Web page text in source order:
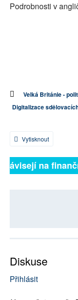
Podrobnosti v
Velká Británie -
Digitalizace
Vytisknout
na
Diskuse
Přihlásit